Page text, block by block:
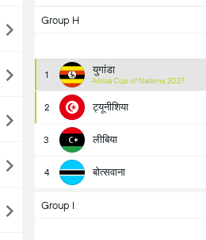
Group H
1 युगांडा
Africa Cup of Nations 2027
2 ट्यूनीशिया
3 लीबिया
4 बोत्सवाना
Group I